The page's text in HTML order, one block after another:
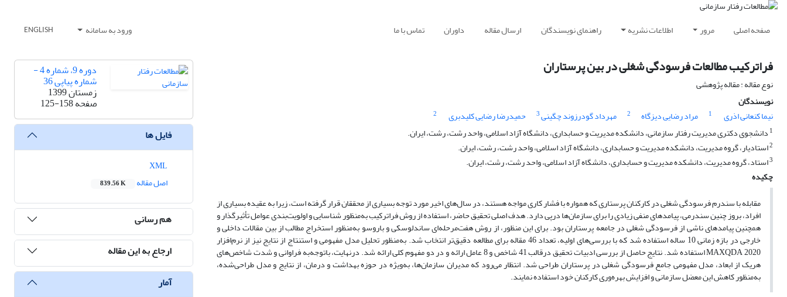
صفحه اصلی مرور اطلاعات نشریه راهنمای نویسندگان ارسال مقاله داوران تماس با ما ورود به سامانه ENGLISH
فراترکیب مطالعات فرسودگی شغلی در بین پرستاران
نوع مقاله : مقاله پژوهشی
نویسندگان
نیما کنعانی اذری
1 مراد رضایی دیزگاه 2 مهرداد گودرزوند چگینی3 حمیدرضا رضایی کلیدبری
2
1 دانشجوی دکتری مدیریت رفتار سازمانی، دانشکده مدیریت و حسابداری، دانشگاه آزاد اسلامی، واحد رشت، رشت، ایران.
2استادیار، گروه مدیریت، دانشکده مدیریت و حسابداری، دانشگاه آزاد اسلامی، واحد رشت، رشت، ایران.
3استاد، گروه مدیریت، دانشکده مدیریت و حسابداری، دانشگاه آزاد اسلامی، واحد رشت، رشت، ایران.
چکیده
مقابله با سندرم فرسودگی شغلی در کارکنان پرستاری که همواره با فشار کاری مواجه هستند، در سال‌های اخیر مورد توجه بسیاری از محققان قرار گرفته است، زیرا به عقیده بسیاری از
افراد، بروز چنین سندرمی، پیامدهای منفی زیادی را برای سازمان‌ها درپی دارد. هدف اصلی تحقیق حاضر، استفاده از روش فراترکیب به‌منظور شناسایی و اولویت‌بندی عوامل تأثیرگذار و
همچنین پیامدهای ناشی از فرسودگی شغلی در جامعه پرستاران بود. برای این منظور، از روش هفت‌مرحله‌ای ساندلوسکی و باروسو به‌منظور استخراج مطالب از بین مقالات داخلی و
خارجی در بازه زمانی 10 ساله استفاده شد که با بررسی‌های اولیه، تعداد 46 مقاله برای مطالعه دقیق‌تر انتخاب شد. به‌منظور تحلیل مدل مفهومی و استنتاج از نتایج نیز از نرم‌افزار
MAXQDA 2020 استفاده شد. نتایج حاصل از بررسی ادبیات تحقیق درقالب 41 شاخص و 8 عامل ارائه و در دو مفهوم کلی ارائه شد. درنهایت، باتوجه‌به فراوانی و شدت شاخص‌های
هریک از ابعاد، مدل مفهومی جامع فرسودگی شغلی در پرستاران طراحی شد. انتظار می‌رود که مدیران سازمان‌ها، به‌ویژه در حوزه بهداشت و درمان، از نتایج و مدل طراحی‌شده،
به‌منظور کاهش این معضل سازمانی و افزایش بهره‌وری کارکنان خود استفاده نمایند.
دوره 9، شماره 4 -
شماره پیاپی 36
زمستان 1399
صفحه125-158
فایل ها
اصل مقاله
839.56 K
هم رسانی
ارجاع به این مقاله
آمار